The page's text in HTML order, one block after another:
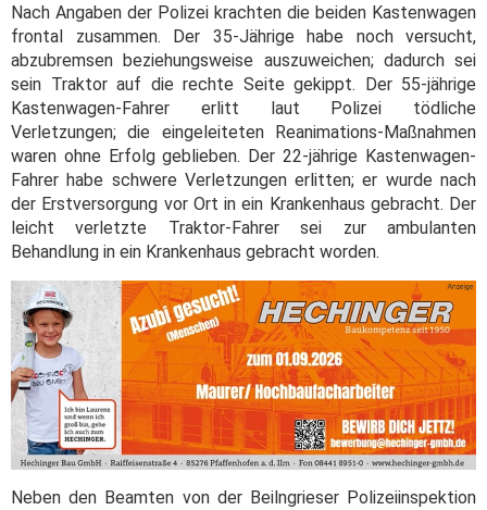
Nach Angaben der Polizei krachten die beiden Kastenwagen
frontal zusammen. Der 35-Jährige habe noch versucht,
abzubremsen beziehungsweise auszuweichen; dadurch sei
sein Traktor auf die rechte Seite gekippt. Der 55-jährige
Kastenwagen-Fahrer erlitt laut Polizei tödliche
Verletzungen; die eingeleiteten Reanimations-Maßnahmen
waren ohne Erfolg geblieben. Der 22-jährige Kastenwagen-
Fahrer habe schwere Verletzungen erlitten; er wurde nach
der Erstversorgung vor Ort in ein Krankenhaus gebracht. Der
leicht verletzte Traktor-Fahrer sei zur ambulanten
Behandlung in ein Krankenhaus gebracht worden.
Neben den Beamten von der Beilngrieser Polizeiinspektion